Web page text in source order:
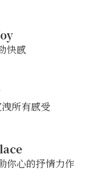
快感
所有感受
你心的抒情力作